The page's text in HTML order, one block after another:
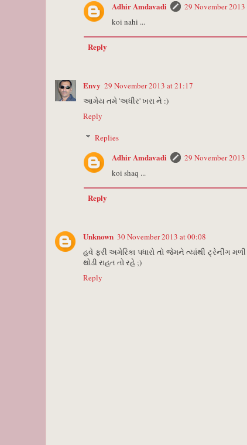
Adhir Amdavadi
29 November
koi nahi ...
Reply
Envy 29 November 2013 at 21:17
આમેય તમે 'અધીર' ખરા ને :)
Reply
Replies
Adhir Amdavadi
29 November
koi shaq ...
Reply
Unknown 30 November 2013 at 00:08
હવે ફરી અમેરિકા પધારો તો જેમને ત્યાંથી
થોડી રાહત તો રહે ;)
Reply